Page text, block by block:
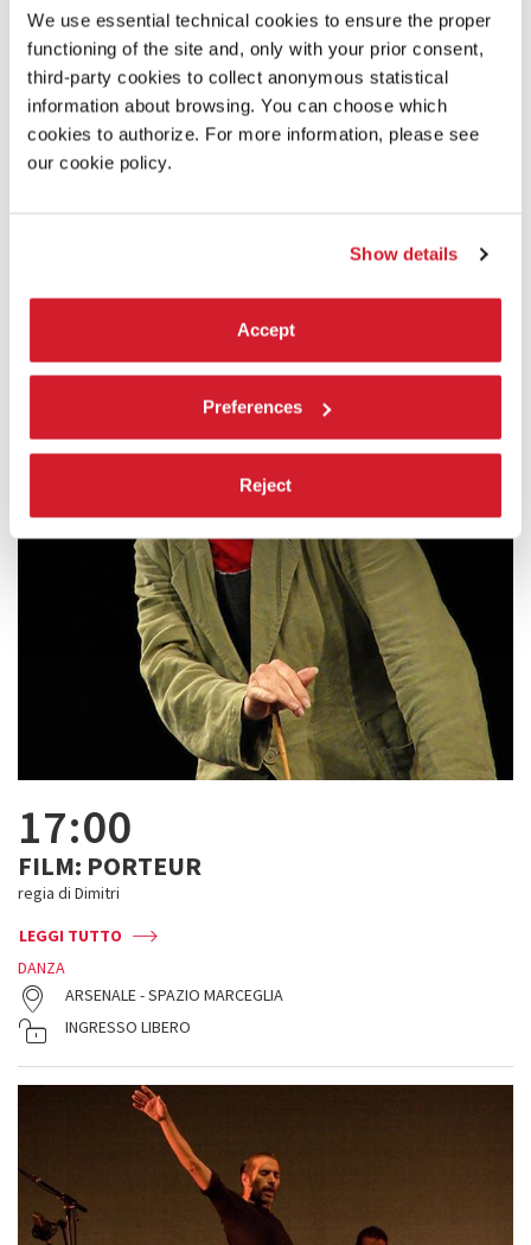
We use essential technical cookies to ensure the proper
functioning of the site and, only with your prior consent,
third-party cookies to collect anonymous statistical
information about browsing. You can choose which
cookies to authorize. For more information, please see
our cookie policy.
Show details
Accept
Preferences
Reject
COMPAGNIE MARIE CHOUINARD - RADICAL
VITALITY, SOLOS AND DUETS
Marie Chouinard prosegue l’idea, inaugurata lo scorso anno, di
attingere al proprio repertorio con la sua compagnia. (Replica)
LEGGI TUTTO
DANZA
17:00
FILM: PORTEUR
regia di Dimitri
LEGGI TUTTO
DANZA
ARSENALE - SPAZIO MARCEGLIA
INGRESSO LIBERO